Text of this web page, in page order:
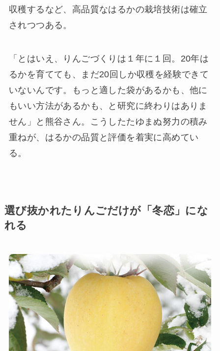
収穫するなど、高品質なはるかの栽培技術は確立
されつつある。
「とはいえ、りんごづくりは１年に１回。20年は
るかを育てても、まだ20回しか収穫を経験できて
いないんです。もっと適した袋があるかも、他に
もいい方法があるかも、と研究に終わりはありま
せん」と熊谷さん。こうしたたゆまぬ努力の積み
重ねが、はるかの品質と評価を着実に高めてい
る。
選び抜かれたりんごだけが「冬恋」にな
れる